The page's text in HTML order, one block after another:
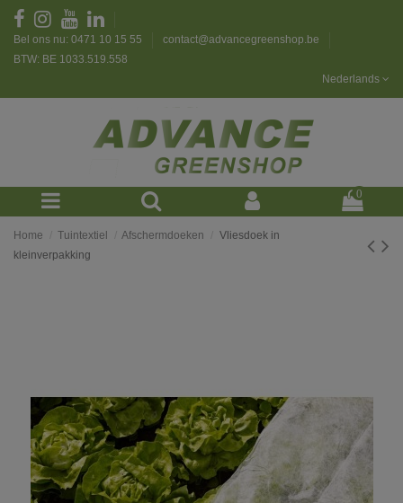
Bel ons nu: 0471 10 15 55
contact@advancegreenshop.be
BTW: BE 1033.519.558
Nederlands
0
Home Tuintextiel Afschermdoeken
Vliesdoek in
kleinverpakking